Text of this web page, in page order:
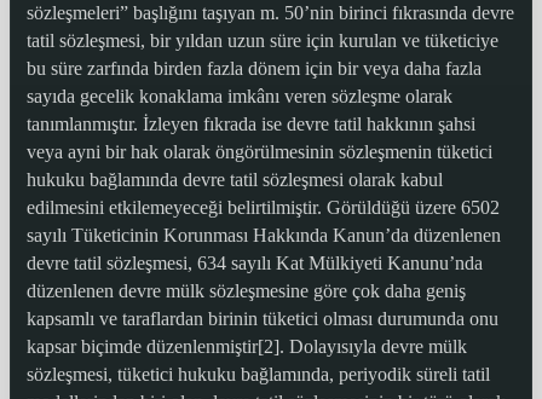
sözleşmeleri” başlığını taşıyan m. 50’nin birinci fıkrasında devre
tatil sözleşmesi, bir yıldan uzun süre için kurulan ve tüketiciye
bu süre zarfında birden fazla dönem için bir veya daha fazla
sayıda gecelik konaklama imkânı veren sözleşme olarak
tanımlanmıştır. İzleyen fıkrada ise devre tatil hakkının şahsi
veya ayni bir hak olarak öngörülmesinin sözleşmenin tüketici
hukuku bağlamında devre tatil sözleşmesi olarak kabul
edilmesini etkilemeyeceği belirtilmiştir. Görüldüğü üzere 6502
sayılı Tüketicinin Korunması Hakkında Kanun’da düzenlenen
devre tatil sözleşmesi, 634 sayılı Kat Mülkiyeti Kanunu’nda
düzenlenen devre mülk sözleşmesine göre çok daha geniş
kapsamlı ve taraflardan birinin tüketici olması durumunda onu
kapsar biçimde düzenlenmiştir[2]. Dolayısıyla devre mülk
sözleşmesi, tüketici hukuku bağlamında, periyodik süreli tatil